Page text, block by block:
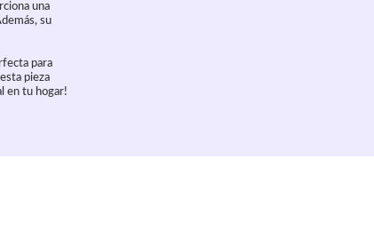
una
su
para
pieza
en tu hogar!